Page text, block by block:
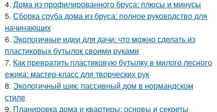
4. Дома из профилированного бруса: плюсы и минусы
5. Сборка сруба дома из бруса: полное руководство для
начинающих
6. Экологичные идеи для дачи: что можно сделать из
пластиковых бутылок своими руками
7. Как превратить пластиковую бутылку в милого лесного
ежика: мастер-класс для творческих рук
8. Экологичный шик: пассивный дом в нормандском
стиле
9. Планировка дома и квартиры: основы и секреты